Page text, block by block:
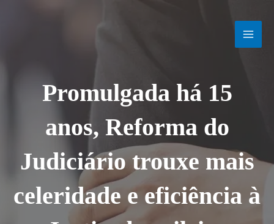
Promulgada há 15
anos, Reforma do
Judiciário trouxe mais
celeridade e eficiência à